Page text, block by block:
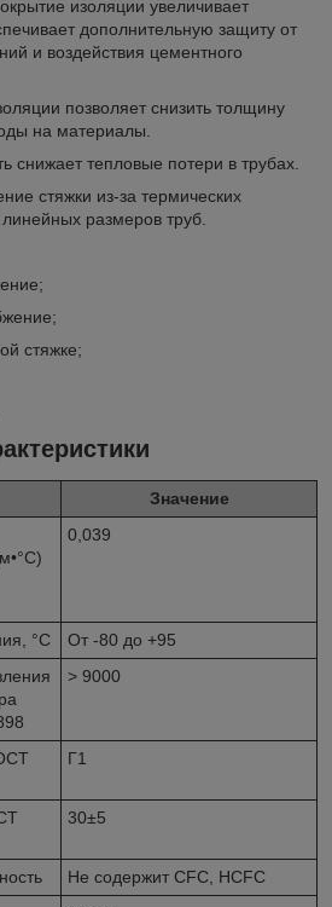
изоляции увеличивает
дополнительную защиту от
и воздействия цементного
позволяет снизить толщину
на материалы.
снижает тепловые потери в трубах.
стяжки из-за термических
размеров труб.
стяжке;
Значение
0,039
°C
От -80 до +95
> 9000
Г1
30±5
Не содержит CFC, HCFC